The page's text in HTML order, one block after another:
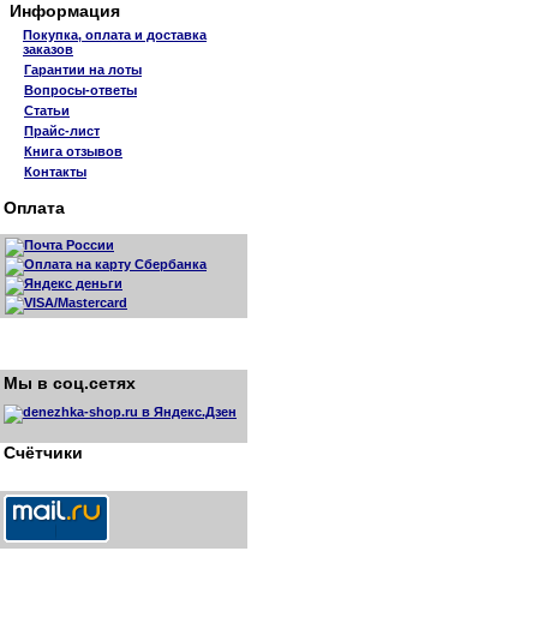
Информация
Покупка, оплата и доставка
заказов
Гарантии на лоты
Вопросы-ответы
Статьи
Прайс-лист
Книга отзывов
Контакты
Оплата
Мы в соц.сетях
Счётчики